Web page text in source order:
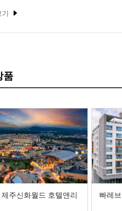
품
주신화월드 호텔앤리
빠레